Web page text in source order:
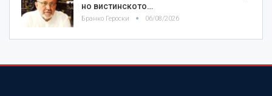
но вистинското…
Бранко Героски 06/08/2026